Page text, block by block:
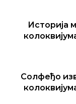
Историја
Солфеђо